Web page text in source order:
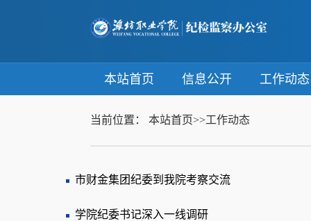
本站首页 信息公开 工作动
当前位置： 本站首页>>工作动态
市财金集团纪委到我院考察交流
学院纪委书记深入一线调研